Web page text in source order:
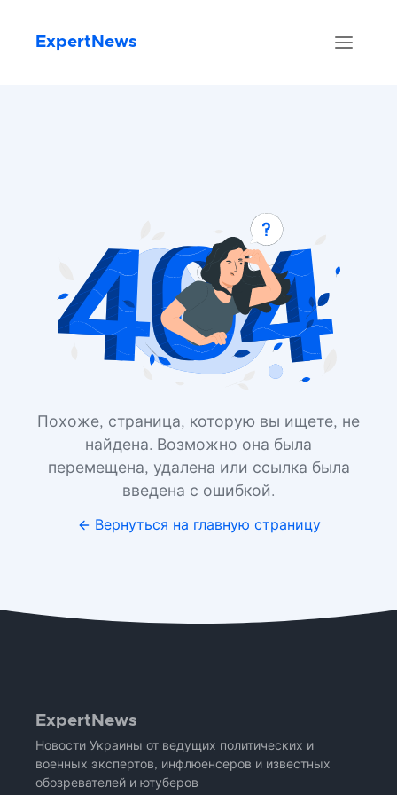
ExpertNews
Похоже, страница, которую вы ищете, не
найдена. Возможно она была
перемещена, удалена или ссылка была
введена с ошибкой.
Вернуться на главную страницу
ExpertNews
Новости Украины от ведущих политических и
военных экспертов, инфлюенсеров и известных
обозревателей и ютуберов